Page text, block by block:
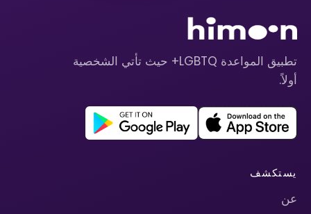
تطبيق المواعدة LGBTQ+ حيث تأتي الشخصية
أولاً.
يستكشف
عن